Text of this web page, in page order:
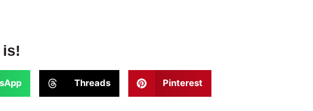
is!
Threads Pinterest